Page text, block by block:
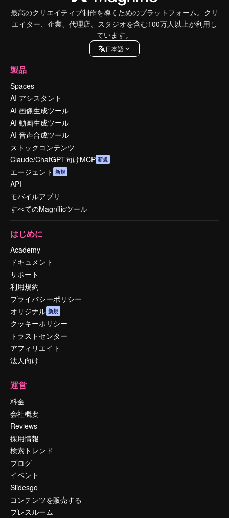
最高のクリエイティブ制作を導くためのプラットフォーム。クリ
エイター、企業、代理店、スタジオを含む100万人以上が利用し
ています。
日本語
製品
Spaces
AI アシスタント
AI 画像生成ツール
AI 動画生成ツール
AI 音声合成ツール
ストックコンテンツ
Claude/ChatGPT向けMCP 新規
エージェント 新規
API
モバイルアプリ
すべてのMagnificツール
はじめに
Academy
ドキュメント
サポート
利用規約
プライバシーポリシー
オリジナル 新規
クッキーポリシー
トラストセンター
アフィリエイト
法人向け
運営
料金
会社概要
Reviews
採用情報
検索トレンド
ブログ
イベント
Slidesgo
コンテンツを販売する
プレスルーム